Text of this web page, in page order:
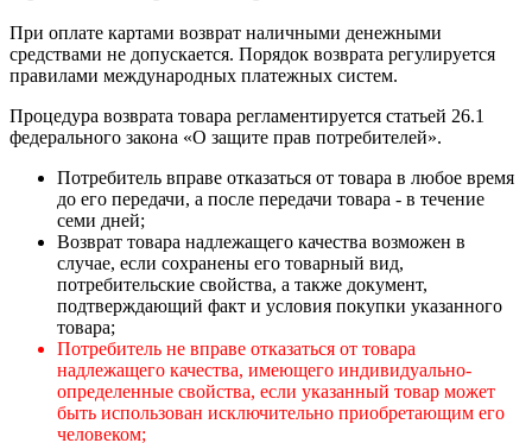
При оплате картами возврат наличными денежными
средствами не допускается. Порядок возврата регулируется
правилами международных платежных систем.
Процедура возврата товара регламентируется статьей 26.1
федерального закона «О защите прав потребителей».
Потребитель вправе отказаться от товара в любое время
до его передачи, а после передачи товара - в течение
семи дней;
Возврат товара надлежащего качества возможен в
случае, если сохранены его товарный вид,
потребительские свойства, а также документ,
подтверждающий факт и условия покупки указанного
товара;
Потребитель не вправе отказаться от товара
надлежащего качества, имеющего индивидуально-
определенные свойства, если указанный товар может
быть использован исключительно приобретающим его
человеком;